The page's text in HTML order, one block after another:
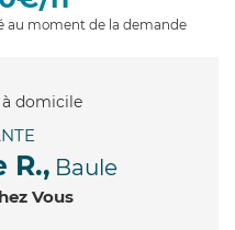
au moment de la demande
R., Baule
Vous